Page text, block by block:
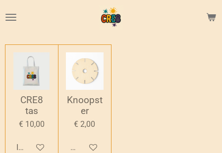
direct
de
hoofdinhoud
CRE8
tas
€ 10,00
In winkelwagen
Knoopst
er
€ 2,00
Bekijk details